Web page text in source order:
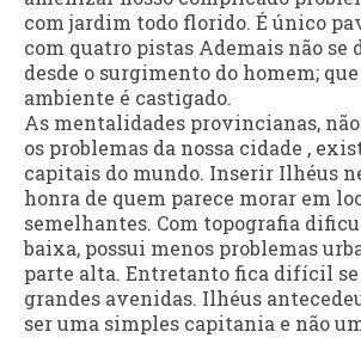
com jardim todo florido. É único
com quatro pistas Ademais não se
desde o surgimento do homem;
ambiente é castigado.
As mentalidades provincianas,
os problemas da nossa cidade ,
capitais do mundo. Inserir Ilhéus
honra de quem parece morar em
semelhantes. Com topografia
baixa, possui menos problemas
parte alta. Entretanto fica difícil
grandes avenidas. Ilhéus
ser uma simples capitania e não